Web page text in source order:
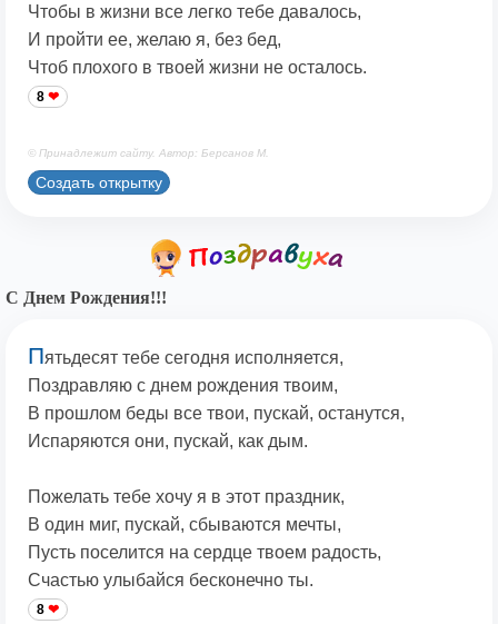
Чтобы в жизни все легко тебе давалось,
И пройти ее, желаю я, без бед,
Чтоб плохого в твоей жизни не осталось.
8
© Принадлежит сайту. Автор: Берсанов М.
Создать открытку
С Днем Рождения!!!
Пятьдесят тебе сегодня исполняется,
Поздравляю с днем рождения твоим,
В прошлом беды все твои, пускай, останутся,
Испаряются они, пускай, как дым.
Пожелать тебе хочу я в этот праздник,
В один миг, пускай, сбываются мечты,
Пусть поселится на сердце твоем радость,
Счастью улыбайся бесконечно ты.
8